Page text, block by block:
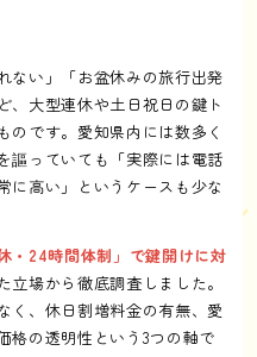
ない」「お盆休みの旅行出発
、大型連休や土日祝日の鍵ト
のです。愛知県内には数多く
謳っていても「実際には電話
に高い」というケースも少な
・24時間体制」で鍵開けに対
立場から徹底調査しました。
く、休日割増料金の有無、愛
格の透明性という3つの軸で